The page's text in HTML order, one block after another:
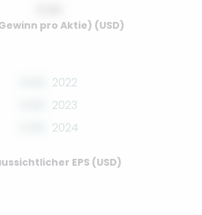
pro Aktie) (USD)
2022
2023
2024
EPS (USD)